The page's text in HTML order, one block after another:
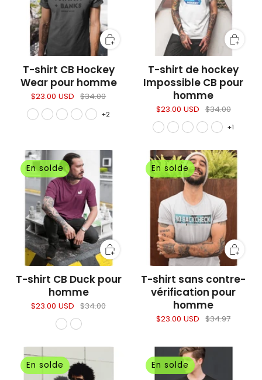
T-shirt CB Hockey
Wear pour homme
$23.00 USD $34.00
+2
T-shirt de hockey
Impossible CB pour
homme
$23.00 USD $34.00
+1
En solde
T-shirt CB Duck pour
homme
$23.00 USD $34.00
En solde
T-shirt sans contre-
vérification pour
homme
$23.00 USD $34.97
En solde En solde